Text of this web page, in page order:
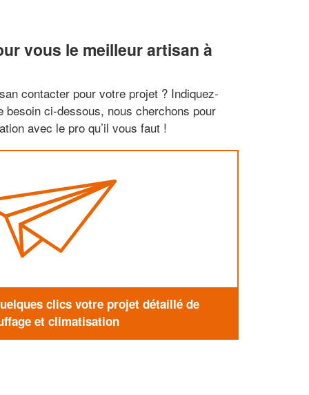
vous le meilleur artisan à
contacter pour votre projet ? Indiquez-
besoin ci-dessous, nous cherchons pour
avec le pro qu’il vous faut !
clics votre projet détaillé de
et climatisation